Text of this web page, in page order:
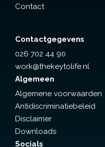
Contact
Contactgegevens
026 702 44 90
work@thekeytolife.nl
Algemeen
Algemene voorwaarden
Antidiscriminatiebeleid
Disclaimer
Downloads
Socials